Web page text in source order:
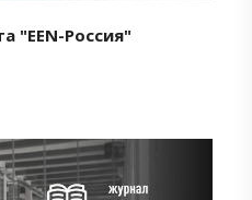
"EEN-Россия"